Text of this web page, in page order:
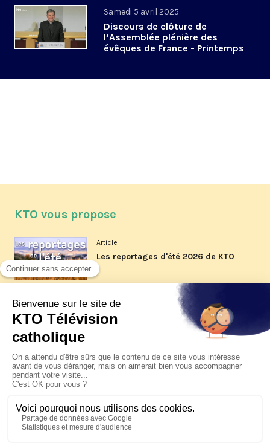
Samedi 5 avril 2025
Discours de clôture de
l’Assemblée plénière des
évêques de France - Printemps
KTO vous propose
Article
Les reportages d'été 2026 de KTO
Article
La visite pastorale du pape Léon
XIV à Assise à suivre sur KTO le
Article
Le pape en Uruguay, Argentine et